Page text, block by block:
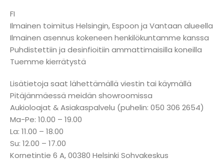
FI
Ilmainen toimitus Helsingin, Espoon ja Vantaan alueella
Ilmainen asennus kokeneen henkilökuntamme kanssa
Puhdistettiin ja desinfioitiin ammattimaisilla koneilla
Tuemme kierrätystä
Lisätietoja saat lähettämällä viestin tai käymällä
Pitäjänmäessä meidän showroomissa
Aukioloajat & Asiakaspalvelu (puhelin: 050 306 2654)
Ma-Pe: 10.00 – 19.00
La: 11.00 – 18.00
Su: 12.00 – 17.00
Kornetintie 6 A, 00380 Helsinki Sohvakeskus